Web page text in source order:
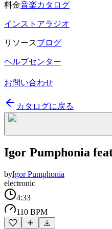
料金音楽カタログ
インストアラジオ
リソースブログ
ヘルプセンター
お問い合わせ
カタログに戻る
Igor Pumphonia
byIgor Pumphonia
electronic
4:33
110 BPM